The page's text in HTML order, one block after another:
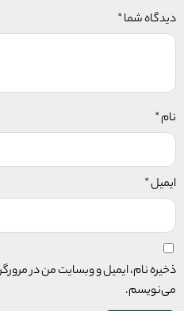
دیدگاه شما*
نام*
ایمیل*
ذخیره نام، ایمیل و وبسایت من در
می‌نویسم.